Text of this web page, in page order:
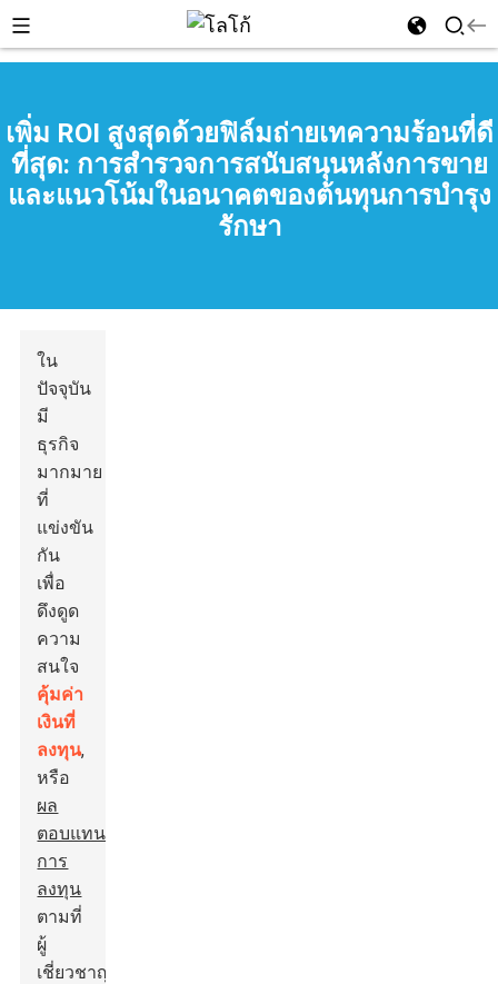
เพิ่ม ROI สูงสุดด้วยฟิล์มถ่ายเทความร้อนที่ดี
ที่สุด: การสำรวจการสนับสนุนหลังการขาย
และแนวโน้มในอนาคตของต้นทุนการบำรุง
รักษา
ใน
ปัจจุบัน
มี
ธุรกิจ
มากมาย
ที่
แข่งขัน
กัน
เพื่อ
ดึงดูด
ความ
สนใจ
คุ้มค่า
เงินที่
ลงทุน,
หรือ
ผล
ตอบแทน
การ
ลงทุน
ตามที่
ผู้
เชี่ยวชาญ